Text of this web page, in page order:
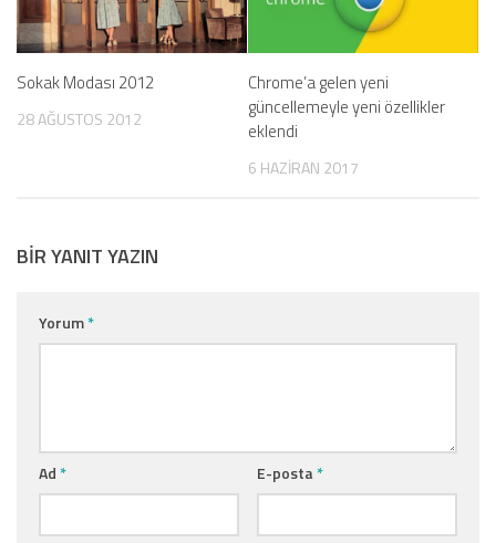
Sokak Modası 2012
28 AĞUSTOS 2012
Chrome’a gelen yeni
güncellemeyle yeni özellikler
eklendi
6 HAZIRAN 2017
BIR YANIT YAZIN
Yorum*
Ad* E-posta*